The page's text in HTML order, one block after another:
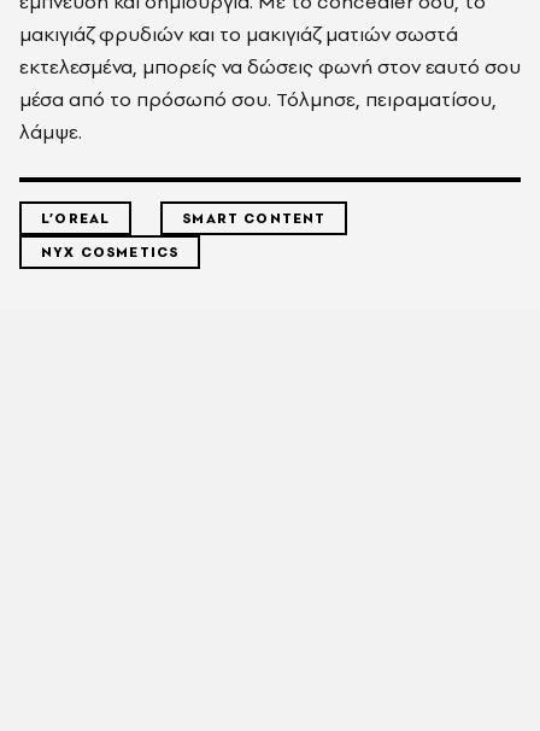
μακιγιάζ φρυδιών και το μακιγιάζ ματιών σωστά
εκτελεσμένα, μπορείς να δώσεις φωνή στον εαυτό σου
μέσα από το πρόσωπό σου. Τόλμησε, πειραματίσου,
λάμψε.
L’OREAL
SMART CONTENT
NYX COSMETICS